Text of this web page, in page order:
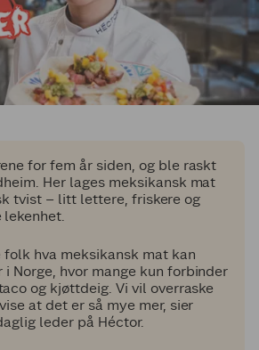
for fem år siden, og ble raskt
Her lages meksikansk mat
tvist – litt lettere, friskere og
folk hva meksikansk mat kan
Norge, hvor mange kun forbinder
og kjøttdeig. Vi vil overraske
at det er så mye mer, sier
leder på Héctor.